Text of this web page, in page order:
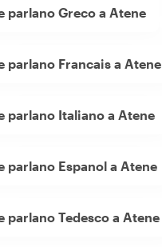
parlano Greco a Atene
parlano Francais a Atene
parlano Italiano a Atene
parlano Espanol a Atene
parlano Tedesco a Atene